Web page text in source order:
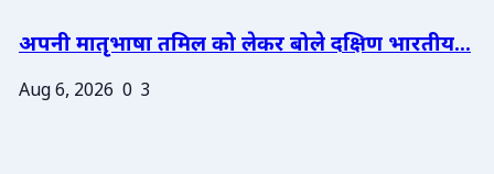
अपनी मातृभाषा तमिल को लेकर बोले दक्षिण भारतीय...
Aug 6, 2026 0 3